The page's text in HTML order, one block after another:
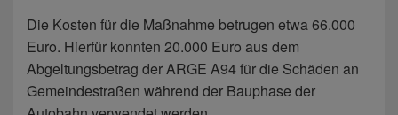
Die Kosten für die Maßnahme betrugen etwa 66.000
Euro. Hierfür konnten 20.000 Euro aus dem
Abgeltungsbetrag der ARGE A94 für die Schäden an
Gemeindestraßen während der Bauphase der